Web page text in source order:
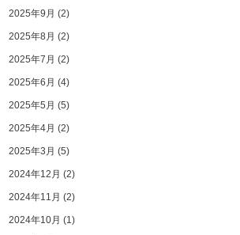
2025年9月 (2)
2025年8月 (2)
2025年7月 (2)
2025年6月 (4)
2025年5月 (5)
2025年4月 (2)
2025年3月 (5)
2024年12月 (2)
2024年11月 (2)
2024年10月 (1)